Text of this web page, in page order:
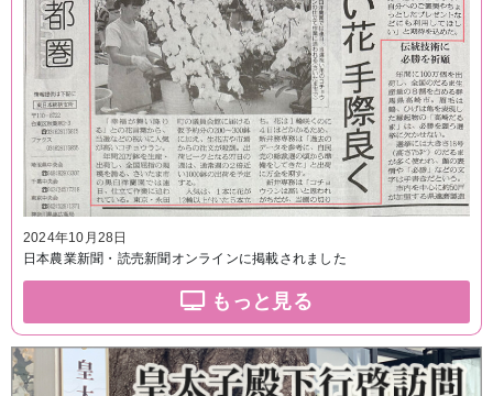
2024年10月28日
日本農業新聞・読売新聞オンラインに掲載されました
もっと見る